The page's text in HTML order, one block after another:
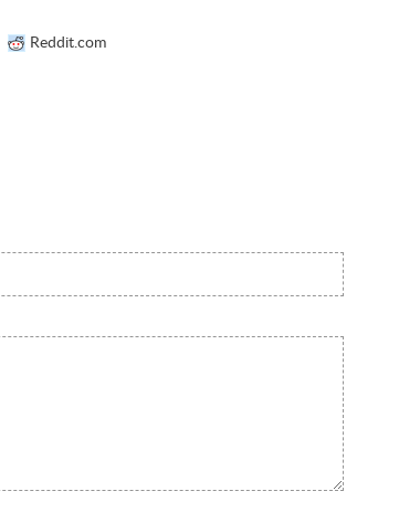
Reddit.com